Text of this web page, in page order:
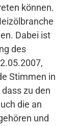
können.
Dabei ist
des
Stimmen in
zu den
die an
und